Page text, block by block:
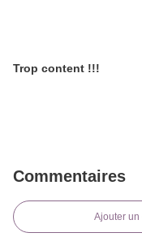
Trop content !!!
Commentaires
Ajouter un